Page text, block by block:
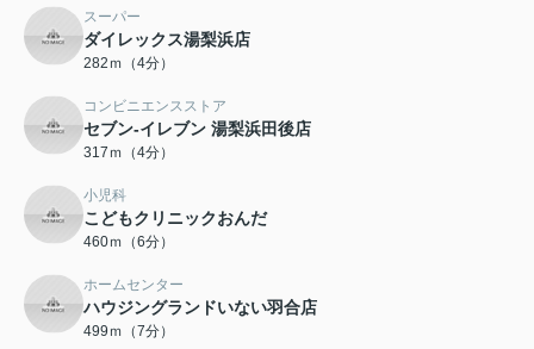
スーパー
ダイレックス湯梨浜店
282ｍ（4分）
コンビニエンスストア
セブン-イレブン 湯梨浜田後店
317ｍ（4分）
小児科
こどもクリニックおんだ
460ｍ（6分）
ホームセンター
ハウジングランドいない羽合店
499ｍ（7分）